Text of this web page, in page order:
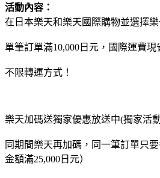
活動內容：
在日本樂天和樂天國際購物並選擇
單筆訂單滿10,000日元，國際運費現
不限轉運方式！
樂天加碼送獨家優惠放送中(獨家活
同期間樂天再加碼，同一筆訂單只
金額滿25,000日元）